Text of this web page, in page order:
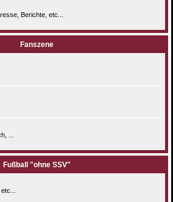
Berichte, etc...
Fanszene
...
Fußball "ohne SSV"